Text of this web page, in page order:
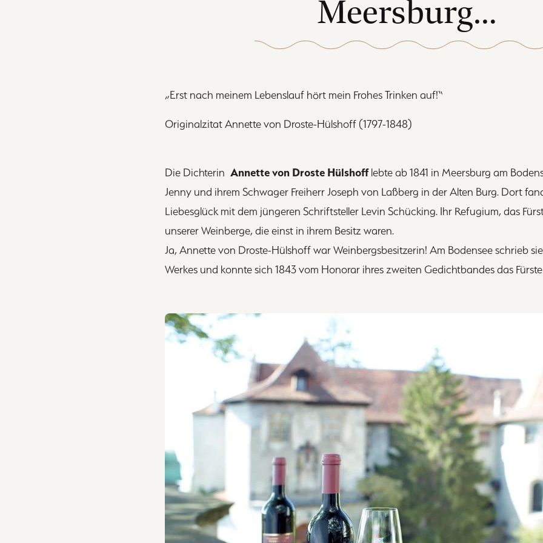
Meersburg…
„Erst nach meinem Lebenslauf hört mein Frohes Trinken auf!“
Originalzitat Annette von Droste-Hülshoff (1797-1848)
Die Dichterin Annette von Droste Hülshofflebte ab 1841 in Meersburg am
Jenny und ihrem Schwager Freiherr Joseph von Laßberg in der Alten Burg. Dort
Liebesglück mit dem jüngeren Schriftsteller Levin Schücking. Ihr Refugium, das
unserer Weinberge, die einst in ihrem Besitz waren.
Ja, Annette von Droste-Hülshoff war Weinbergsbesitzerin! Am Bodensee schrieb
Werkes und konnte sich 1843 vom Honorar ihres zweiten Gedichtbandes das